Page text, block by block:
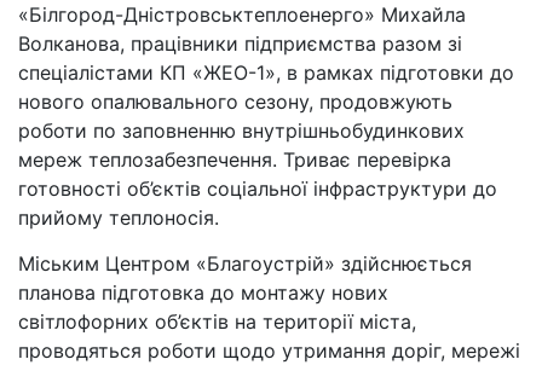
«Білгород-Дністровськтеплоенерго» Михайла
Волканова, працівники підприємства разом зі
спеціалістами КП «ЖЕО-1», в рамках підготовки до
нового опалювального сезону, продовжують
роботи по заповненню внутрішньобудинкових
мереж теплозабезпечення. Триває перевірка
готовності об’єктів соціальної інфраструктури до
прийому теплоносія.
Міським Центром «Благоустрій» здійснюється
планова підготовка до монтажу нових
світлофорних об’єктів на території міста,
проводяться роботи щодо утримання доріг, мережі